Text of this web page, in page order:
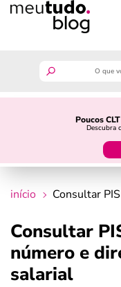
Poucos
Descubra
guia do
crédito fácil
início Consultar
Consultar
número e
salarial